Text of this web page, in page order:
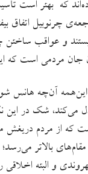
که بهتر است
چرنوبیل اتفاق
و عواقب ساختن
جان مردمی است که این
می‌کند، شک در
که از مردم دریغش
مقام‌‌های بالاتر
و البته